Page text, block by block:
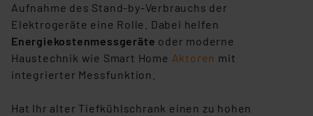
Aufnahme des Stand-by-Verbrauchs der
Elektrogeräte eine Rolle. Dabei helfen
Energiekostenmessgeräte oder moderne
Haustechnik wie Smart Home Aktoren mit
integrierter Messfunktion.
Hat Ihr alter Tiefkühlschrank einen zu hohen